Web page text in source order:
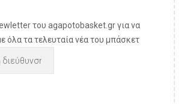
του agapotobasket.gr για να
όλα τα τελευταία νέα του μπάσκετ